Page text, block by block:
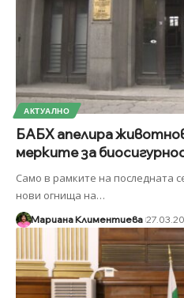
АКТУАЛНО
БАБХ апелира
мерките за
Само в рамките на последната
нови огнища на…
Мариана Климентиева